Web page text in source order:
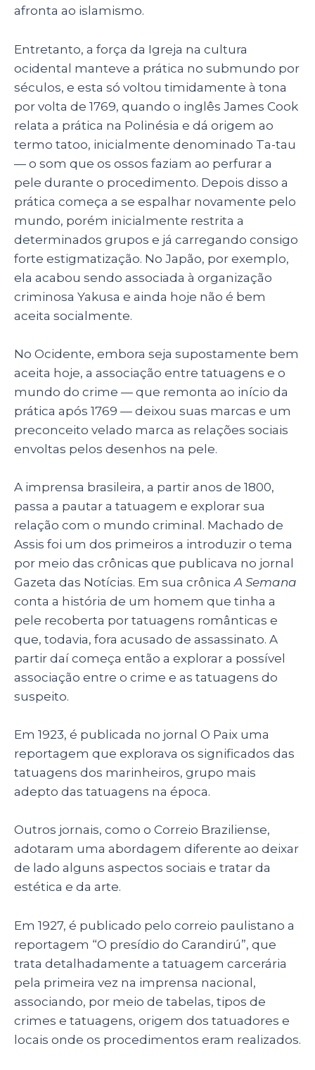
afronta ao islamismo.
Entretanto, a força da Igreja na cultura
ocidental manteve a prática no submundo por
séculos, e esta só voltou timidamente à tona
por volta de 1769, quando o inglês James Cook
relata a prática na Polinésia e dá origem ao
termo tatoo, inicialmente denominado Ta-tau
— o som que os ossos faziam ao perfurar a
pele durante o procedimento. Depois disso a
prática começa a se espalhar novamente pelo
mundo, porém inicialmente restrita a
determinados grupos e já carregando consigo
forte estigmatização. No Japão, por exemplo,
ela acabou sendo associada à organização
criminosa Yakusa e ainda hoje não é bem
aceita socialmente.
No Ocidente, embora seja supostamente bem
aceita hoje, a associação entre tatuagens e o
mundo do crime — que remonta ao início da
prática após 1769 — deixou suas marcas e um
preconceito velado marca as relações sociais
envoltas pelos desenhos na pele.
A imprensa brasileira, a partir anos de 1800,
passa a pautar a tatuagem e explorar sua
relação com o mundo criminal. Machado de
Assis foi um dos primeiros a introduzir o tema
por meio das crônicas que publicava no jornal
Gazeta das Notícias. Em sua crônicaA Semana
conta a história de um homem que tinha a
pele recoberta por tatuagens românticas e
que, todavia, fora acusado de assassinato. A
partir daí começa então a explorar a possível
associação entre o crime e as tatuagens do
suspeito.
Em 1923, é publicada no jornal O Paix uma
reportagem que explorava os significados das
tatuagens dos marinheiros, grupo mais
adepto das tatuagens na época.
Outros jornais, como o Correio Braziliense,
adotaram uma abordagem diferente ao deixar
de lado alguns aspectos sociais e tratar da
estética e da arte.
Em 1927, é publicado pelo correio paulistano a
reportagem “O presídio do Carandirú”, que
trata detalhadamente a tatuagem carcerária
pela primeira vez na imprensa nacional,
associando, por meio de tabelas, tipos de
crimes e tatuagens, origem dos tatuadores e
locais onde os procedimentos eram realizados.